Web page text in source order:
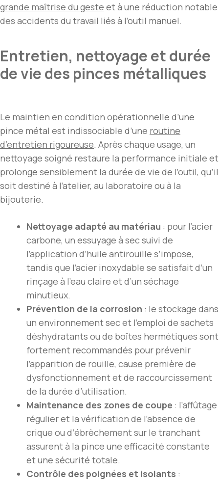
grande maîtrise du geste et à une réduction notable
des accidents du travail liés à l’outil manuel.
Entretien, nettoyage et durée
de vie des pinces métalliques
Le maintien en condition opérationnelle d’une
pince métal est indissociable d’une routine
d’entretien rigoureuse. Après chaque usage, un
nettoyage soigné restaure la performance initiale et
prolonge sensiblement la durée de vie de l’outil, qu’il
soit destiné à l’atelier, au laboratoire ou à la
bijouterie.
Nettoyage adapté au matériau : pour l’acier
carbone, un essuyage à sec suivi de
l’application d’huile antirouille s’impose,
tandis que l’acier inoxydable se satisfait d’un
rinçage à l’eau claire et d’un séchage
minutieux.
Prévention de la corrosion : le stockage dans
un environnement sec et l’emploi de sachets
déshydratants ou de boîtes hermétiques sont
fortement recommandés pour prévenir
l’apparition de rouille, cause première de
dysfonctionnement et de raccourcissement
de la durée d’utilisation.
Maintenance des zones de coupe : l’affûtage
régulier et la vérification de l’absence de
crique ou d’ébrèchement sur le tranchant
assurent à la pince une efficacité constante
et une sécurité totale.
Contrôle des poignées et isolants :